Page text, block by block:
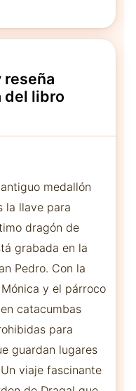
reseña
del libro
medallón
la llave para
dragón de
grabada en la
Pedro. Con la
y el párroco
catacumbas
para
guardan lugares
viaje fascinante